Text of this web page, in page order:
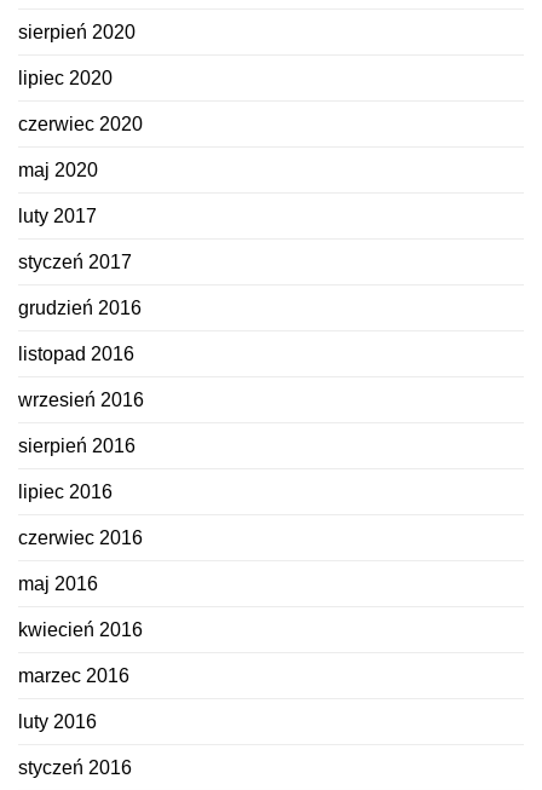
sierpień 2020
lipiec 2020
czerwiec 2020
maj 2020
luty 2017
styczeń 2017
grudzień 2016
listopad 2016
wrzesień 2016
sierpień 2016
lipiec 2016
czerwiec 2016
maj 2016
kwiecień 2016
marzec 2016
luty 2016
styczeń 2016